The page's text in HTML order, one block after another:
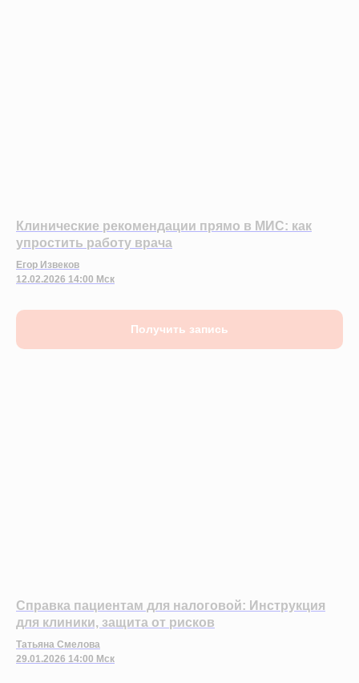
Клинические рекомендации прямо в МИС: как
упростить работу врача
Егор Извеков
12.02.2026 14:00 Мск
Получить запись
Справка пациентам для налоговой: Инструкция
для клиники, защита от рисков
Татьяна Смелова
29.01.2026 14:00 Мск